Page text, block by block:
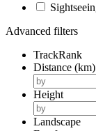
Advanced filters
TrackRank
Distance (km)
Height
Landscape